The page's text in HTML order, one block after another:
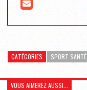
CATÉGORIES SPORT SANTÉ
VOUS AIMEREZ AUSSI...